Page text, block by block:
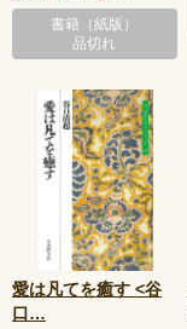
書籍（紙版）
品切れ
愛は凡てを癒す <谷
口…